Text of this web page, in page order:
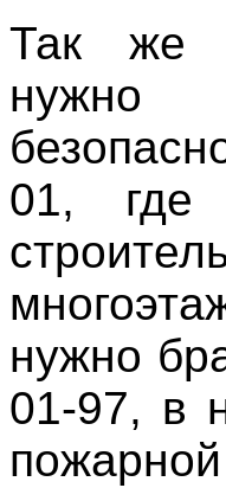
Так же
нужно
01, где
нужно
01-97, в